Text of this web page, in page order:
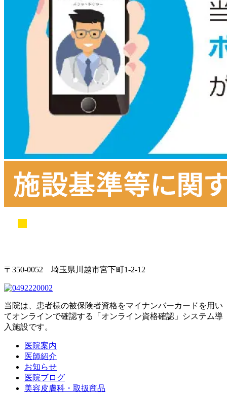
〒350-0052 埼玉県川越市宮下町1-2-12
当院は、患者様の被保険者資格をマイナンバーカードを用い
てオンラインで確認する「オンライン資格確認」システム導
入施設です。
医院案内
医師紹介
お知らせ
医院ブログ
美容皮膚科・取扱商品